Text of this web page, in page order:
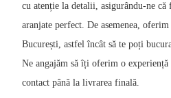
cu atenție la detalii, asigurându-ne că
aranjate perfect. De asemenea,
București, astfel încât să te poți
Ne angajăm să îți oferim o
contact până la livrarea finală.